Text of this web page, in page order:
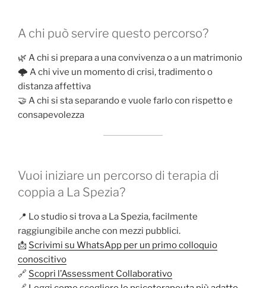
A chi può servire questo percorso?
🌿 A chi si prepara a una convivenza o a un matrimonio
🌩️ A chi vive un momento di crisi, tradimento o
distanza affettiva
🤝 A chi si sta separando e vuole farlo con rispetto e
consapevolezza
Vuoi iniziare un percorso di terapia di
coppia a La Spezia?
📍 Lo studio si trova a La Spezia, facilmente
raggiungibile anche con mezzi pubblici.
📩 Scrivimi su WhatsApp per un primo colloquio
conoscitivo
🔗 Scopri l’Assessment Collaborativo